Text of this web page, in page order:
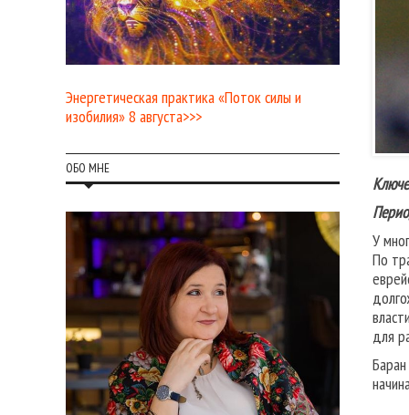
У
По
для
Энергетическая практика «Поток силы и
изобилия» 8 августа>>>
ОБО МНЕ